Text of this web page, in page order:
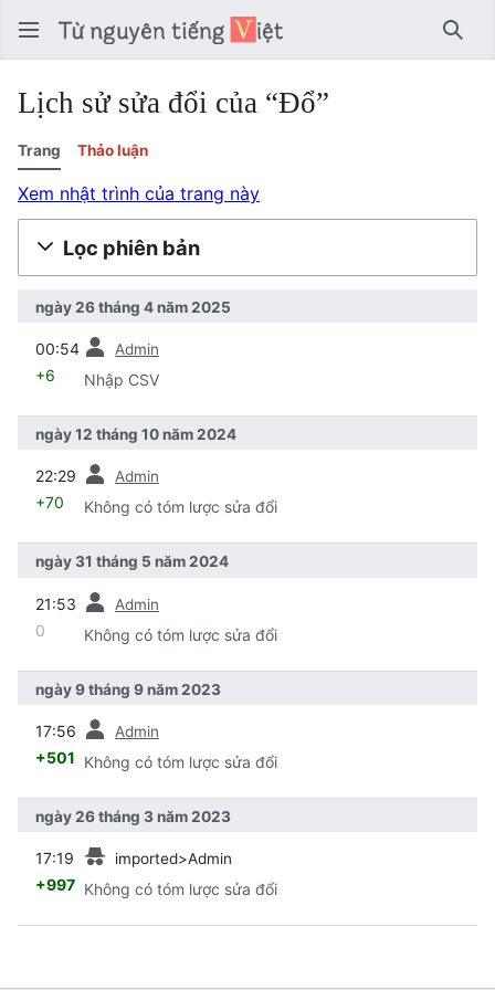
Tìm
Lịch sử sửa đổi của “Đổ”
Trang Thảo luận
Xem nhật trình của trang này
Lọc phiên bản
ngày 26 tháng 4 năm 2025
00:54 Admin
+6 Nhập CSV
ngày 12 tháng 10 năm 2024
22:29 Admin
+70 Không có tóm lược sửa đổi
ngày 31 tháng 5 năm 2024
21:53 Admin
0 Không có tóm lược sửa đổi
ngày 9 tháng 9 năm 2023
17:56 Admin
+501 Không có tóm lược sửa đổi
ngày 26 tháng 3 năm 2023
17:19 imported>Admin
+997 Không có tóm lược sửa đổi